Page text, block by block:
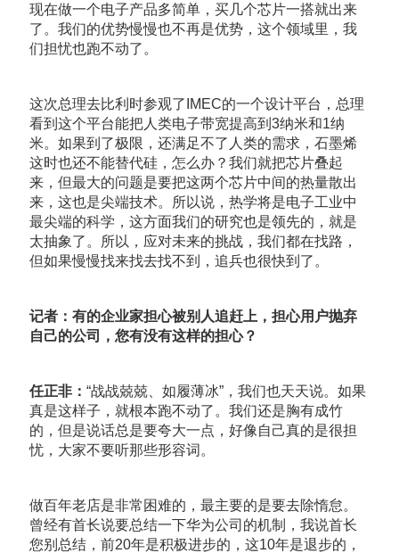
现在做一个电子产品多简单，买几个芯片一搭就出来
了。我们的优势慢慢也不再是优势，这个领域里，我
们担忧也跑不动了。
这次总理去比利时参观了IMEC的一个设计平台，总理
看到这个平台能把人类电子带宽提高到3纳米和1纳
米。如果到了极限，还满足不了人类的需求，石墨烯
这时也还不能替代硅，怎么办？我们就把芯片叠起
来，但最大的问题是要把这两个芯片中间的热量散出
来，这也是尖端技术。所以说，热学将是电子工业中
最尖端的科学，这方面我们的研究也是领先的，就是
太抽象了。所以，应对未来的挑战，我们都在找路，
但如果慢慢找来找去找不到，追兵也很快到了。
记者：有的企业家担心被别人追赶上，担心用户抛弃
自己的公司，您有没有这样的担心？
任正非： “战战兢兢、如履薄冰”，我们也天天说。如果
真是这样子，就根本跑不动了。我们还是胸有成竹
的，但是说话总是要夸大一点，好像自己真的是很担
忧，大家不要听那些形容词。
做百年老店是非常困难的，最主要的是要去除惰怠。
曾经有首长说要总结一下华为公司的机制，我说首长
您别总结，前20年是积极进步的，这10年是退步的，